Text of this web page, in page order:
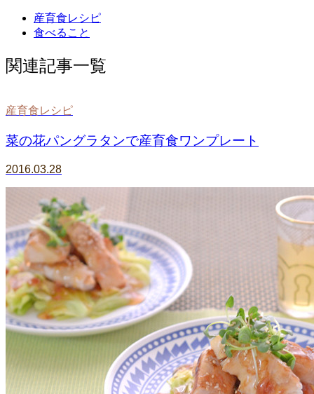
産育食レシピ
食べること
関連記事一覧
産育食レシピ
菜の花パングラタンで産育食ワンプレート
2016.03.28